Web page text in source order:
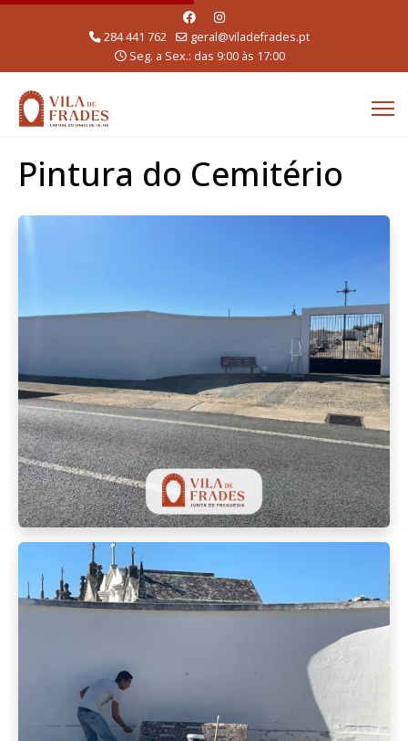
284 441 762
geral@viladefrades.pt
Seg. a Sex.: das 9:00 às 17:00
Pintura do Cemitério